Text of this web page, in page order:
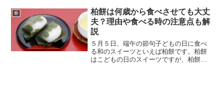
り、日光の当て方で枯れてしまうことが
あるそうです。大切な...
春
柏餅は何歳から食べさせても大丈
夫？理由や食べる時の注意点も解
説
５月５日、端午の節句子どもの日に食べ
る和のスイーツといえば柏餅です。柏餅
はこどもの日のスイーツですが、柏餅の